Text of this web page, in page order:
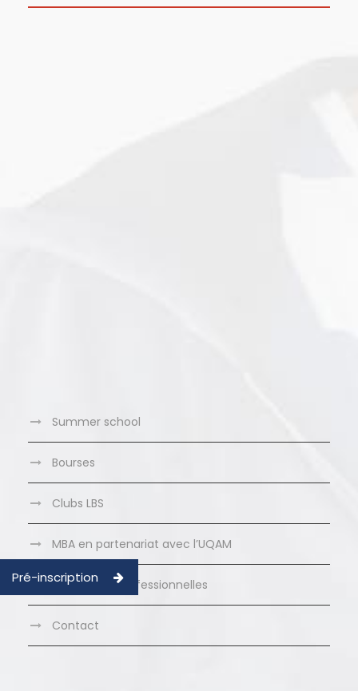
Summer school
Bourses
Clubs LBS
MBA en partenariat avec l’UQAM
Formations Professionnelles
Contact
Pré-inscription